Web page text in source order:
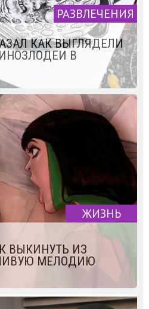
РАЗВЛЕЧЕНИЯ
КАК ВЫГЛЯДЕЛИ
В
ЖИЗНЬ
ВЫКИНУТЬ ИЗ
МЕЛОДИЮ